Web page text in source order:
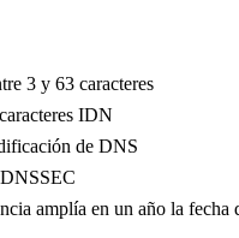
3 y 63 caracteres
IDN
de DNS
amplía en un año la